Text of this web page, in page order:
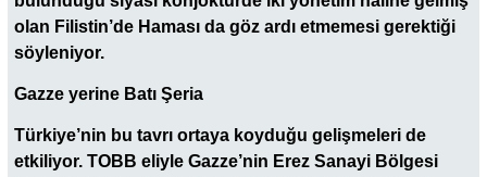
olan Filistin’de Haması da göz ardı etmemesi gerektiği
söyleniyor.
Gazze yerine Batı Şeria
Türkiye’nin bu tavrı ortaya koyduğu gelişmeleri de
etkiliyor. TOBB eliyle Gazze’nin Erez Sanayi Bölgesi